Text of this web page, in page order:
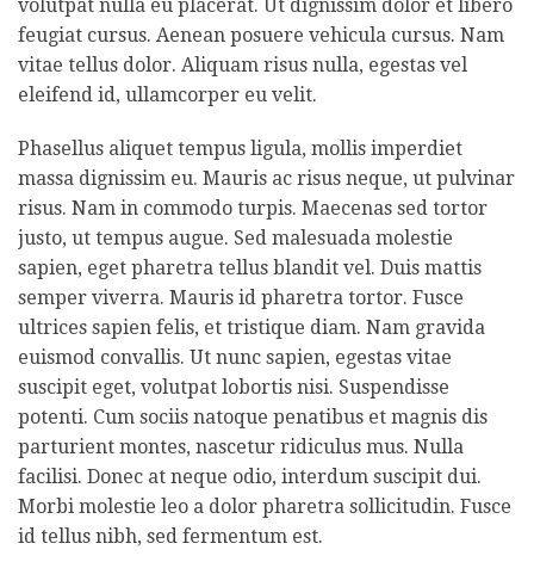
volutpat nulla eu placerat. Ut dignissim dolor et libero
feugiat cursus. Aenean posuere vehicula cursus. Nam
vitae tellus dolor. Aliquam risus nulla, egestas vel
eleifend id, ullamcorper eu velit.
Phasellus aliquet tempus ligula, mollis imperdiet
massa dignissim eu. Mauris ac risus neque, ut pulvinar
risus. Nam in commodo turpis. Maecenas sed tortor
justo, ut tempus augue. Sed malesuada molestie
sapien, eget pharetra tellus blandit vel. Duis mattis
semper viverra. Mauris id pharetra tortor. Fusce
ultrices sapien felis, et tristique diam. Nam gravida
euismod convallis. Ut nunc sapien, egestas vitae
suscipit eget, volutpat lobortis nisi. Suspendisse
potenti. Cum sociis natoque penatibus et magnis dis
parturient montes, nascetur ridiculus mus. Nulla
facilisi. Donec at neque odio, interdum suscipit dui.
Morbi molestie leo a dolor pharetra sollicitudin. Fusce
id tellus nibh, sed fermentum est.